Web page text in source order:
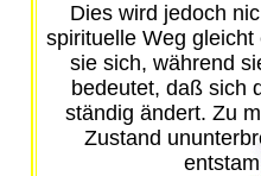
Dies wird jedoch
spirituelle Weg
sie sich, während
bedeutet, daß sich
ständig ändert. Zu
Zustand